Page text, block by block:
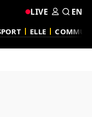
ELLE
LIVE EN